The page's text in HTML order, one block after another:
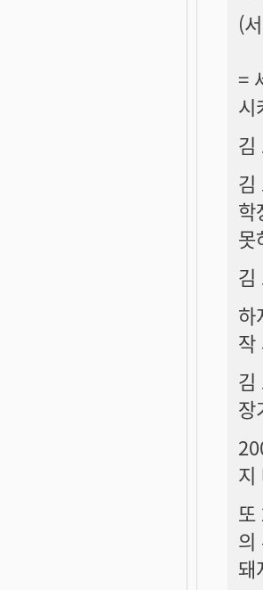
(
=
시
김
김
학
못
김
하
작
김
장
지
또
의
돼